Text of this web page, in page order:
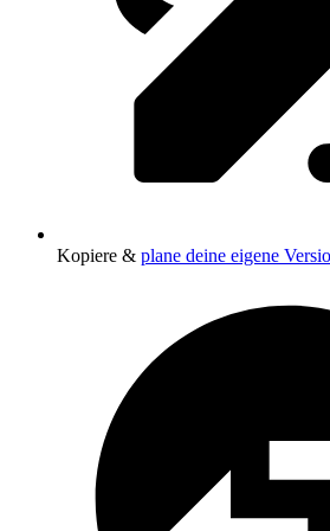
Kopiere & plane deine eigene